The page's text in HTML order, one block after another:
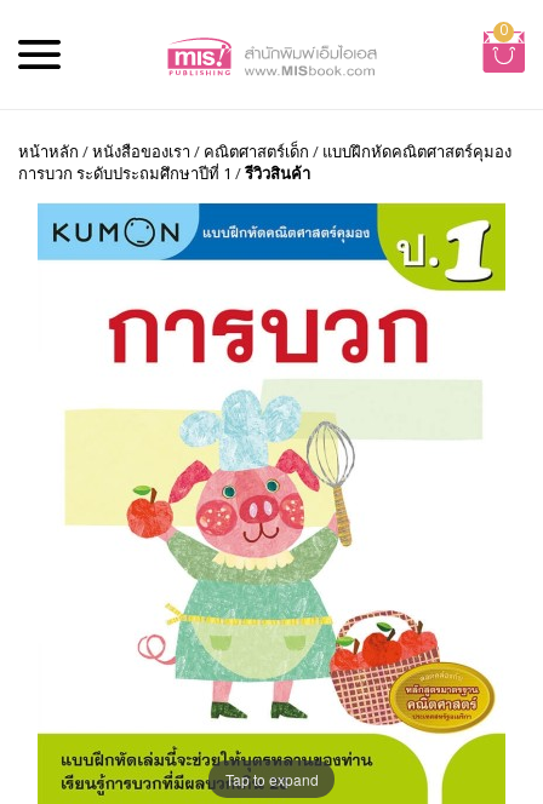
0
หน้าหลัก /หนังสือของเรา / คณิตศาสตร์เด็ก / แบบฝึกหัดคณิตศาสตร์คุมอง
การบวก ระดับประถมศึกษาปีที่ 1 /รีวิวสินค้า
Tap to expand